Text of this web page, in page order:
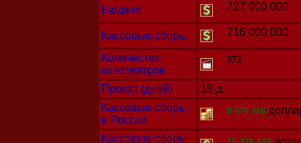
Бюджет 727 000 000
Кассовые сборы 216 000 000
Количество
кинотеатров
372
Прокат (дней)
18 д.
Кассовые сборы
в России
8 570 116
Кассовые сборы